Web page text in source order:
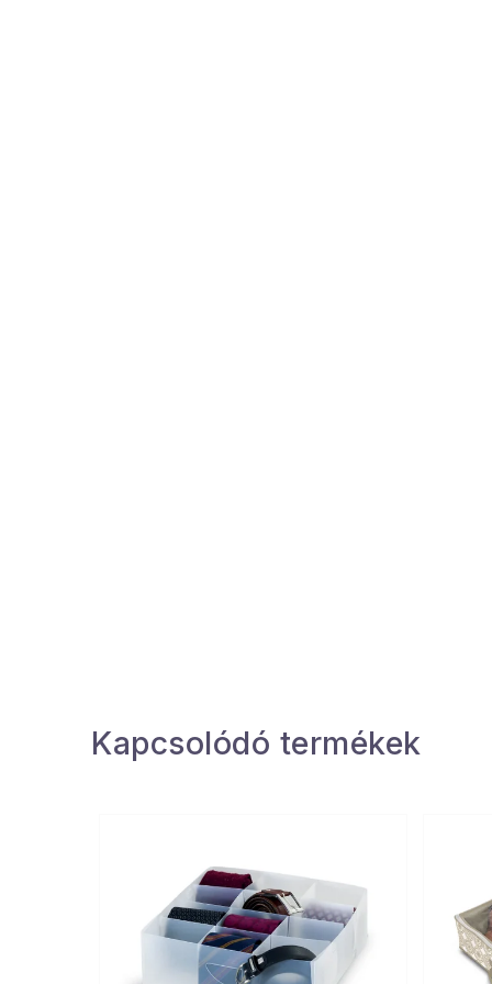
Kapcsolódó termékek